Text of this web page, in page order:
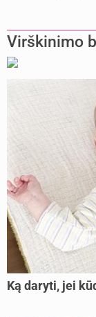
Virškinimo
Ką daryti, jei